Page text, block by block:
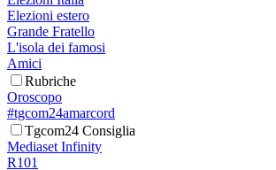
Elezioni estero
Grande Fratello
L'isola dei famosi
Amici
Rubriche
Oroscopo
#tgcom24amarcord
Tgcom24 Consiglia
Mediaset Infinity
R101